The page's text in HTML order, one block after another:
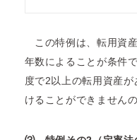
この特例は、転用資
年数によることが条件
度で2以上の転用資産
けることができません